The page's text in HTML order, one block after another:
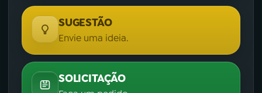
SUGESTÃO
Envie uma ideia.
SOLICITAÇÃO